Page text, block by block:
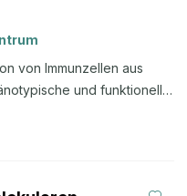
und funktionelle
aber